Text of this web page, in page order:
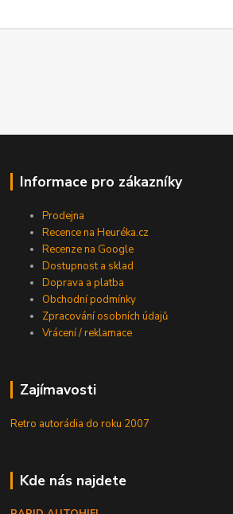
Informace pro zákazníky
Prodejna
Recence na Heuréka.cz
Recenze na Google
Dostupnost a sklad
Doprava a platba
Obchodní podmínky
Zpracování osobních údajů
Vrácení / reklamace
Zajímavosti
Retro autorádia do roku 2007
Kde nás najdete